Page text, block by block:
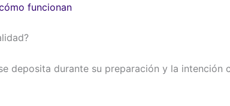
funcionan
deposita durante su preparación y la intención